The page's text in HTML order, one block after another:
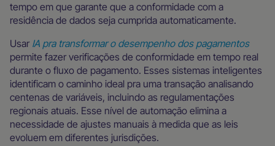
tempo em que garante que a conformidade com a
residência de dados seja cumprida automaticamente.
Usar IA pra transformar o desempenho dos pagamentos
permite fazer verificações de conformidade em tempo real
durante o fluxo de pagamento. Esses sistemas inteligentes
identificam o caminho ideal pra uma transação analisando
centenas de variáveis, incluindo as regulamentações
regionais atuais. Esse nível de automação elimina a
necessidade de ajustes manuais à medida que as leis
evoluem em diferentes jurisdições.